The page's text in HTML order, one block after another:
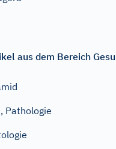
aus dem Bereich
Pathologie